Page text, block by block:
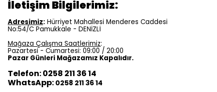
İletişim Bilgilerimiz:
Adresimiz: Hürriyet Mahallesi Menderes Caddesi
No:54/C Pamukkale - DENİZLİ
Mağaza Çalışma Saatlerimiz:
Pazartesi - Cumartesi: 09:00 / 20:00
Pazar Günleri Mağazamız Kapalıdır.
Telefon: 0258 211 36 14
WhatsApp: 0258 211 36 14